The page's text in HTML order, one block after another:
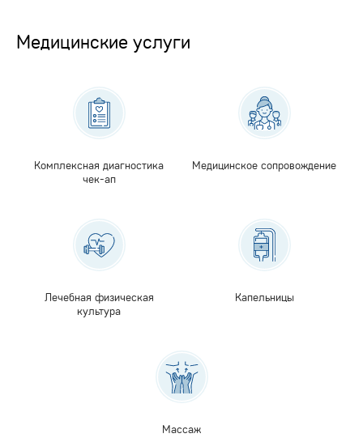
Медицинские услуги
Комплексная диагностика
чек-ап
Медицинское сопровождение
Лечебная физическая
культура
Капельницы
Массаж